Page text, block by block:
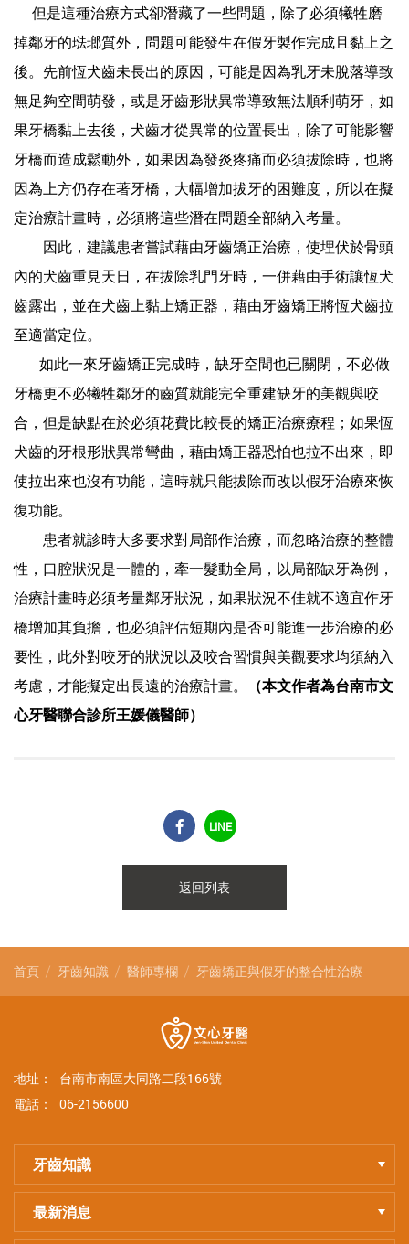
但是這種治療方式卻潛藏了一些問題，除了必須犧牲磨
掉鄰牙的琺瑯質外，問題可能發生在假牙製作完成且黏上之
後。先前恆犬齒未長出的原因，可能是因為乳牙未脫落導致
無足夠空間萌發，或是牙齒形狀異常導致無法順利萌牙，如
果牙橋黏上去後，犬齒才從異常的位置長出，除了可能影響
牙橋而造成鬆動外，如果因為發炎疼痛而必須拔除時，也將
因為上方仍存在著牙橋，大幅增加拔牙的困難度，所以在擬
定治療計畫時，必須將這些潛在問題全部納入考量。
因此，建議患者嘗試藉由牙齒矯正治療，使埋伏於骨頭
內的犬齒重見天日，在拔除乳門牙時，一併藉由手術讓恆犬
齒露出，並在犬齒上黏上矯正器，藉由牙齒矯正將恆犬齒拉
至適當定位。
如此一來牙齒矯正完成時，缺牙空間也已關閉，不必做
牙橋更不必犧牲鄰牙的齒質就能完全重建缺牙的美觀與咬
合，但是缺點在於必須花費比較長的矯正治療療程；如果恆
犬齒的牙根形狀異常彎曲，藉由矯正器恐怕也拉不出來，即
使拉出來也沒有功能，這時就只能拔除而改以假牙治療來恢
復功能。
患者就診時大多要求對局部作治療，而忽略治療的整體
性，口腔狀況是一體的，牽一髮動全局，以局部缺牙為例，
治療計畫時必須考量鄰牙狀況，如果狀況不佳就不適宜作牙
橋增加其負擔，也必須評估短期內是否可能進一步治療的必
要性，此外對咬牙的狀況以及咬合習慣與美觀要求均須納入
考慮，才能擬定出長遠的治療計畫。
（本文作者為台南市文
心牙醫聯合診所王媛儀醫師）
LINE
返回列表
首頁 牙齒知識 醫師專欄 牙齒矯正與假牙的整合性治療
地址：
台南市南區大同路二段166號
電話：
06-2156600
牙齒知識
最新消息